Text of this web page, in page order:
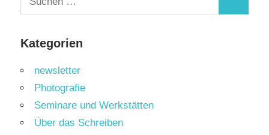
nach:
Kategorien
newsletter
Photografie
Seminare und Werkstätten
Über das Schreiben